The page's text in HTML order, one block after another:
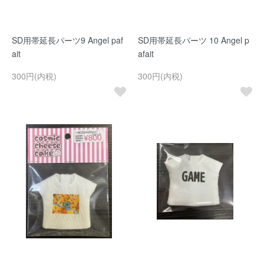
SD用帯延長パーツ9 Angel paf
ait
300円(内税)
SD用帯延長パーツ 10 Angel p
afait
300円(内税)